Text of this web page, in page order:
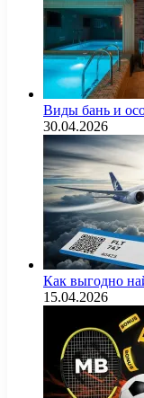
Виды бань и
30.04.2026
Как выгодно
15.04.2026